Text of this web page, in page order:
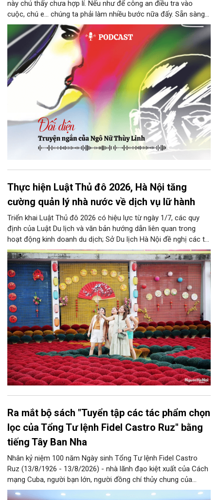
này chú thấy chưa hợp lí. Nếu như để công an điều tra vào
cuộc, chú e… chúng ta phải làm nhiều bước nữa đấy. Sẵn sàng
thì tiếp tục nhé! Chú Minh cầm tập bài viết đưa lại cho Thy. Cô
ngại ngùng đỡ lấy. Đây là lần thứ ba, loạt bài phóng sự của mình
bị Tổng biên tập kêu lên để trả lại...
Thực hiện Luật Thủ đô 2026, Hà Nội tăng
cường quản lý nhà nước về dịch vụ lữ hành
Triển khai Luật Thủ đô 2026 có hiệu lực từ ngày 1/7, các quy
định của Luật Du lịch và văn bản hướng dẫn liên quan trong
hoạt động kinh doanh du dịch; Sở Du lịch Hà Nội đề nghị các tổ
chức, đơn vị, doanh nghiệp kinh doanh dịch vụ lữ hành trên địa
bàn thành phố thực hiện một số nội dung quan trọng. Qua đó
góp phần thực hiện thắng lợi các mục tiêu phát triển du lịch Hà
Nội năm 2026 và giai đoạn tiếp theo.
Ra mắt bộ sách "Tuyển tập các tác phẩm chọn
lọc của Tổng Tư lệnh Fidel Castro Ruz" bằng
tiếng Tây Ban Nha
Nhân kỷ niệm 100 năm Ngày sinh Tổng Tư lệnh Fidel Castro
Ruz (13/8/1926 - 13/8/2026) - nhà lãnh đạo kiệt xuất của Cách
mạng Cuba, người bạn lớn, người đồng chí thủy chung của
Đảng, Nhà nước và nhân dân Việt Nam, chiều 5/8, tại Hà Nội,